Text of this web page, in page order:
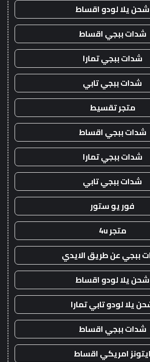
شحن يلا لودو اقساط
شدات ببجي اقساط
شدات ببجي تمارا
شدات ببجي تابي
متجر تقسيط
شدات ببجي اقساط
شدات ببجي تمارا
شدات ببجي تابي
فور يو ستور
متجر 4u
ببجي عن طريق الايدي
شحن يلا لودو اقساط
يلا لودو تابي تمارا
شدات ببجي اقساط
ايتونز امريكي اقساط